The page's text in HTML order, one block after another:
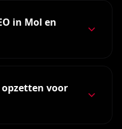
in Mol en
voor